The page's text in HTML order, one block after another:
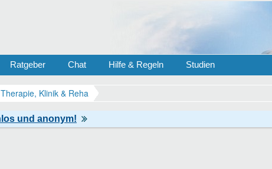
Ratgeber Chat Hilfe & Regeln Studien
Therapie, Klinik & Reha